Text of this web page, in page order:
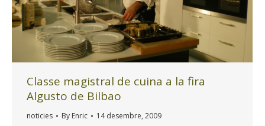
Classe magistral de cuina a la fira
Algusto de Bilbao
noticies By Enric 14 desembre, 2009